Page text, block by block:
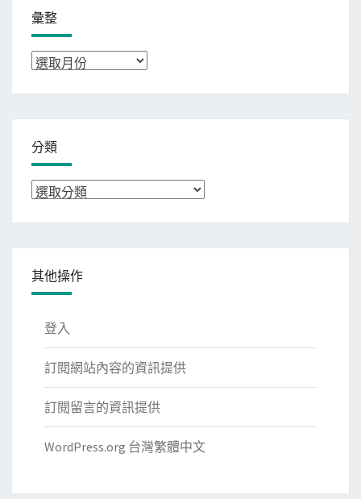
彙整
彙
分類
分
其他操作
登入
訂閱網站內容的資訊提供
訂閱留言的資訊提供
WordPress.org 台灣繁體中文